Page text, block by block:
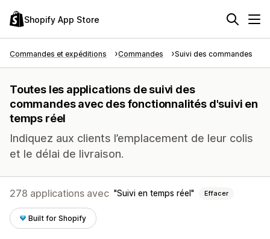
Shopify App Store
Commandes et expéditions Commandes Suivi des commandes
Toutes les applications de suivi des
commandes avec des fonctionnalités d'suivi en
temps réel
Indiquez aux clients l’emplacement de leur colis
et le délai de livraison.
278 applications avec Suivi en temps réel Effacer
Built for Shopify